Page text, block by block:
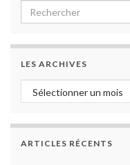
Search for:
LES ARCHIVES
Les archives
ARTICLES RÉCENTS